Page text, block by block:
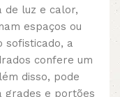
de luz e calor,
espaços ou
sofisticado, a
confere um
disso, pode
grades e portões